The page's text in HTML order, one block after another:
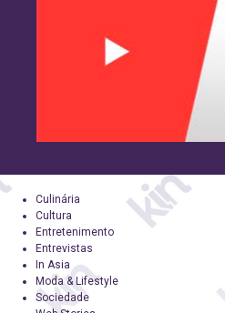
Culinária
Cultura
Entretenimento
Entrevistas
In Asia
Moda & Lifestyle
Sociedade